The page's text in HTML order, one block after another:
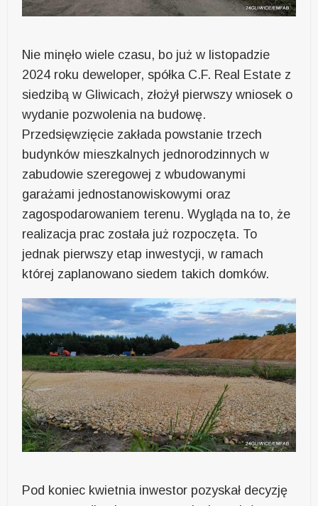
Nie minęło wiele czasu, bo już w listopadzie
2024 roku deweloper, spółka C.F. Real Estate z
siedzibą w Gliwicach, złożył pierwszy wniosek o
wydanie pozwolenia na budowę.
Przedsięwzięcie zakłada powstanie trzech
budynków mieszkalnych jednorodzinnych w
zabudowie szeregowej z wbudowanymi
garażami jednostanowiskowymi oraz
zagospodarowaniem terenu. Wygląda na to, że
realizacja prac została już rozpoczęta. To
jednak pierwszy etap inwestycji, w ramach
której zaplanowano siedem takich domków.
Pod koniec kwietnia inwestor pozyskał decyzję